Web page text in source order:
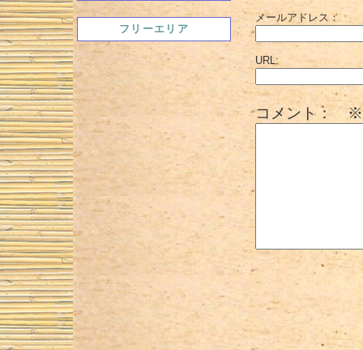
フリーエリア
メールアドレス：
URL:
コメント： ※